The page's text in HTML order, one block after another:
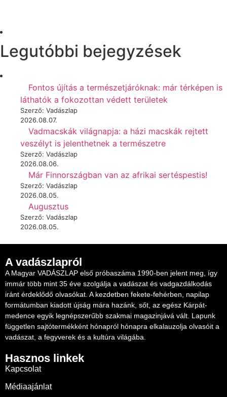
Legutóbbi bejegyzések
Fontos újítás a természetjáróknak: már térképen is
láthatók a fokozottan védett területek
Szerző: Vadászlap
2026.08.07.
Vadmacskák világnapja: a házi macskák rejtett
veszélyt is jelenthetnek a természetre
Szerző: Vadászlap
2026.08.06.
Már Finnországban van az afrikai sertéspestis!
Szerző: Vadászlap
2026.08.05.
Augusztus
Szerző: Vadászlap
2026.08.05.
A vadászlapról
A Magyar VADÁSZLAP első próbaszáma 1990-ben jelent meg, így
immár több mint 35 éve szolgálja a vadászat és vadgazdálkodás
iránt érdeklődő olvasókat. A kezdetben fekete-fehérben, napilap
formátumban kiadott újság mára hazánk, sőt, az egész Kárpát-
medence egyik legnépszerűbb szakmai magazinjává vált. Lapunk
független sajtótermékként hónapról hónapra elkalauzolja olvasóit a
vadászat, a fegyverek és a kultúra világába.
Hasznos linkek
Kapcsolat
Médiaajánlat